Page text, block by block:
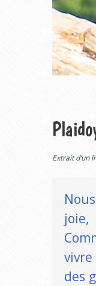
Extrait d’un
joie,
des